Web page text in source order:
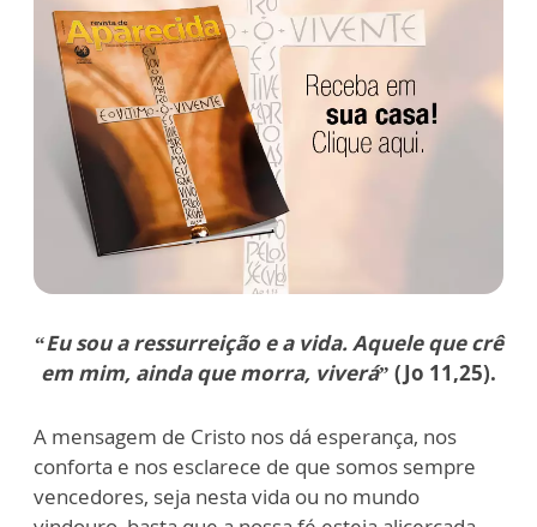
“Eu sou a ressurreição e a vida. Aquele que crê
em mim, ainda que morra, viverá” (Jo 11,25).
A mensagem de Cristo nos dá esperança, nos
conforta e nos esclarece de que somos sempre
vencedores, seja nesta vida ou no mundo